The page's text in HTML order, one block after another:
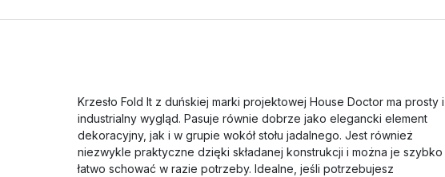
Krzesło Fold It z duńskiej marki projektowej House Doctor ma prosty i
industrialny wygląd. Pasuje równie dobrze jako elegancki element
dekoracyjny, jak i w grupie wokół stołu jadalnego. Jest również
niezwykle praktyczne dzięki składanej konstrukcji i można je szybko
łatwo schować w razie potrzeby. Idealne, jeśli potrzebujesz